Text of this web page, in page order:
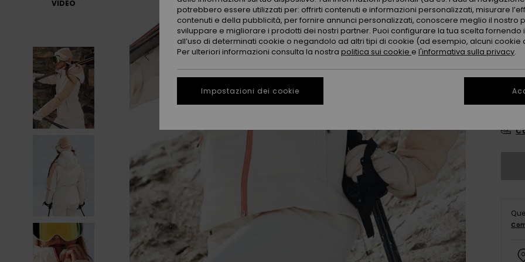
VIDEO Colori
potrebbero essere utilizzati per: offrirti contenuti e informazioni personalizzati, misurare
contenuti e della pubblicità, per fornire annunci personalizzati, conoscere meglio il nostro
sviluppare e migliorare i prodotti dei nostri partner. Puoi configurare la tua scelta fornendo
all’uso di determinati cookie o negandolo ad altri tipi di cookie (ad esempio, alcuni cookie
Per ulteriori informazioni consulta la nostra politica sui cookie e l'informativa sulla privacy.
Impostazioni dei cookie